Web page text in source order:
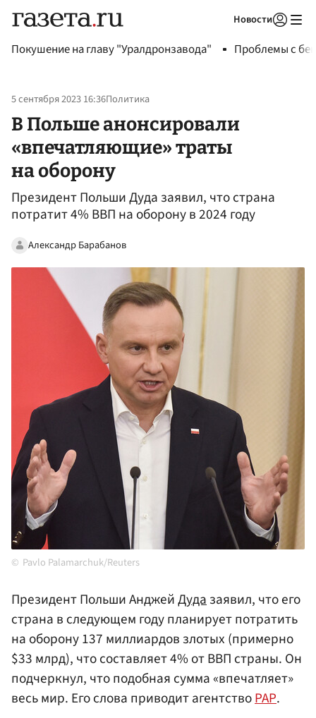
Новости
Покушение на главу "Уралдронзавода" Проблемы с
5 сентября 2023 16:36Политика
В Польше анонсировали
«впечатляющие» траты
на оборону
Президент Польши Дуда заявил, что страна
потратит 4% ВВП на оборону в 2024 году
Александр Барабанов
Pavlo Palamarchuk/Reuters
Президент Польши АнджейДудазаявил, что его
страна в следующем году планирует потратить
на оборону 137 миллиардов злотых (примерно
$33 млрд), что составляет 4% от ВВП страны. Он
подчеркнул, что подобная сумма «впечатляет»
весь мир. Его слова приводит агентствоРАР.